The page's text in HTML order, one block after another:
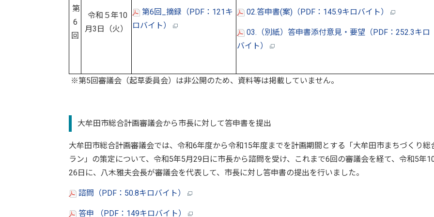
第
6
回
令和５年10
月3日（火）
第6回_摘録（PDF：121キ
ロバイト）
02.答申書(案)（PDF：145.9キロバイト）
03.（別紙）答申書添付意見・要望（PDF：252.3キロ
バイト）
※第5回審議会（起草委員会）は非公開のため、資料等は掲載していません。
大牟田市総合計画審議会から市長に対して答申書を提出
大牟田市総合計画審議会では、令和6年度から令和15年度までを計画期間とする「大牟田市まちづくり総
ラン」の策定について、令和5年5月29日に市長から諮問を受け、これまで6回の審議会を経て、令和5年
26日に、八木雅夫会長が審議会を代表して、市長に対し答申書の提出を行いました。
諮問（PDF：50.8キロバイト）
答申 （PDF：149キロバイト）